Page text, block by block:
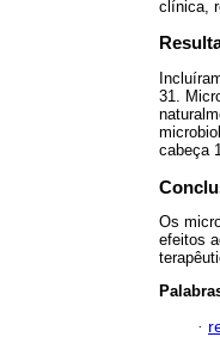
clínica,
31.
cabeça
Os
efeitos
·